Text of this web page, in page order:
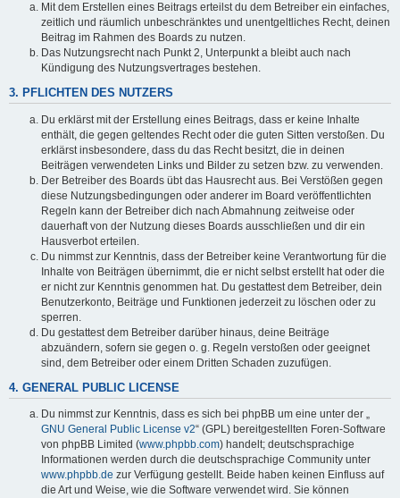
Mit dem Erstellen eines Beitrags erteilst du dem Betreiber ein einfaches,
zeitlich und räumlich unbeschränktes und unentgeltliches Recht, deinen
Beitrag im Rahmen des Boards zu nutzen.
Das Nutzungsrecht nach Punkt 2, Unterpunkt a bleibt auch nach
Kündigung des Nutzungsvertrages bestehen.
3. PFLICHTEN DES NUTZERS
Du erklärst mit der Erstellung eines Beitrags, dass er keine Inhalte
enthält, die gegen geltendes Recht oder die guten Sitten verstoßen. Du
erklärst insbesondere, dass du das Recht besitzt, die in deinen
Beiträgen verwendeten Links und Bilder zu setzen bzw. zu verwenden.
Der Betreiber des Boards übt das Hausrecht aus. Bei Verstößen gegen
diese Nutzungsbedingungen oder anderer im Board veröffentlichten
Regeln kann der Betreiber dich nach Abmahnung zeitweise oder
dauerhaft von der Nutzung dieses Boards ausschließen und dir ein
Hausverbot erteilen.
Du nimmst zur Kenntnis, dass der Betreiber keine Verantwortung für die
Inhalte von Beiträgen übernimmt, die er nicht selbst erstellt hat oder die
er nicht zur Kenntnis genommen hat. Du gestattest dem Betreiber, dein
Benutzerkonto, Beiträge und Funktionen jederzeit zu löschen oder zu
sperren.
Du gestattest dem Betreiber darüber hinaus, deine Beiträge
abzuändern, sofern sie gegen o. g. Regeln verstoßen oder geeignet
sind, dem Betreiber oder einem Dritten Schaden zuzufügen.
4. GENERAL PUBLIC LICENSE
Du nimmst zur Kenntnis, dass es sich bei phpBB um eine unter der „
GNU General Public License v2“ (GPL) bereitgestellten Foren-Software
von phpBB Limited (www.phpbb.com) handelt; deutschsprachige
Informationen werden durch die deutschsprachige Community unter
www.phpbb.de zur Verfügung gestellt. Beide haben keinen Einfluss auf
die Art und Weise, wie die Software verwendet wird. Sie können